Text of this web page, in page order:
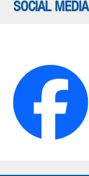
SOCIAL MEDIA